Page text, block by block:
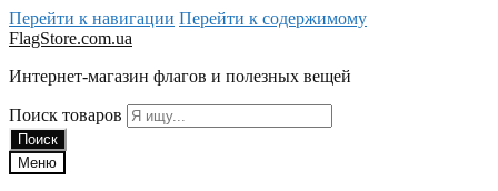
Перейти к навигации Перейти к содержимому
FlagStore.com.ua
Интернет-магазин флагов и полезных вещей
Поиск товаров
Поиск
Меню